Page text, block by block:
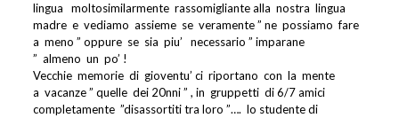
lingua
moltosimilarmente rassomigliante alla nostra lingua
madre e vediamo assieme se veramente ” ne possiamo fare
a meno ” oppure se sia piu’
necessario ” imparane
” almeno un po’ !
Vecchie memorie di gioventu’ ci riportano con la mente
a vacanze ” quelle dei 20nni ” , in gruppetti di 6/7 amici
completamente ”disassortiti tra loro ”…. lo studente di